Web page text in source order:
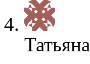
Татьяна